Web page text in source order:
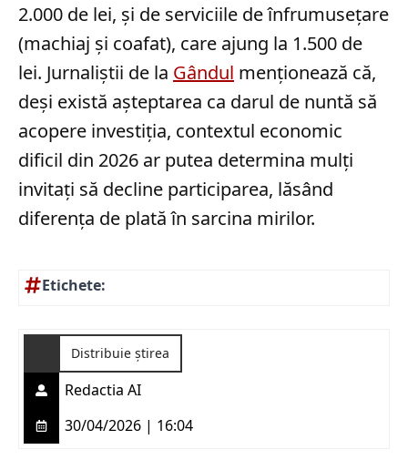
2.000 de lei, și de serviciile de înfrumusețare
(machiaj și coafat), care ajung la 1.500 de
lei. Jurnaliștii de la Gândul menționează că,
deși există așteptarea ca darul de nuntă să
acopere investiția, contextul economic
dificil din 2026 ar putea determina mulți
invitați să decline participarea, lăsând
diferența de plată în sarcina mirilor.
Etichete:
Distribuie știrea
Redactia AI
30/04/2026 | 16:04